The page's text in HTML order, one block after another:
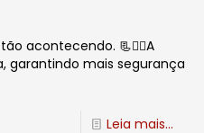
acontecendo. 📃✍🏻A
garantindo mais segurança
Leia mais...